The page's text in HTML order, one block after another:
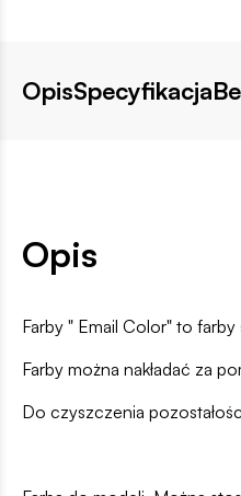
OpisSpecyfikacja
Opis
Farby " Email Color" to
Farby można nakładać za
Do czyszczenia